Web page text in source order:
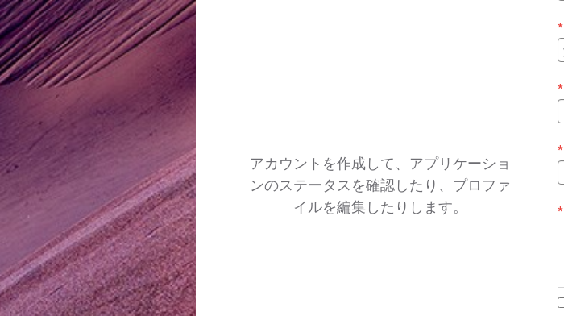
アカウントを作成して、アプリケーショ
ンのステータスを確認したり、プロファ
イルを編集したりします。